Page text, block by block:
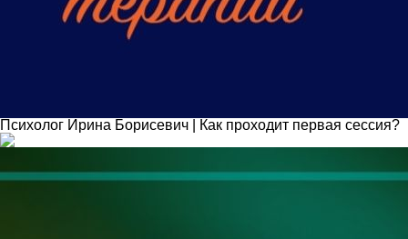
Психолог Ирина Борисевич | Как проходит первая сессия?